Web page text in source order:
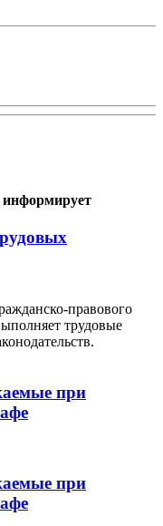
информирует
правового
трудовые
при
при